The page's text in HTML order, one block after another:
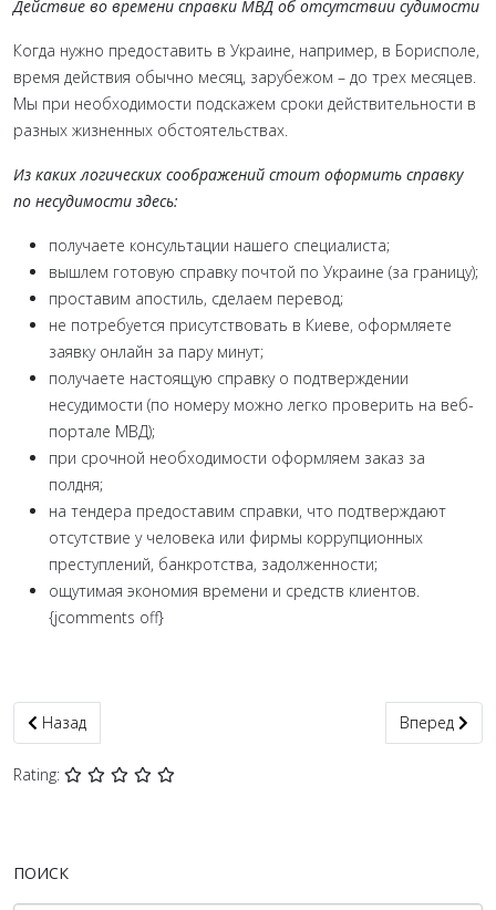
Действие во времени справки МВД об отсутствии судимости
Когда нужно предоставить в Украине, например, в Борисполе,
время действия обычно месяц, зарубежом – до трех месяцев.
Мы при необходимости подскажем сроки действительности в
разных жизненных обстоятельствах.
Из каких логических соображений стоит оформить справку
по несудимости здесь:
получаете консультации нашего специалиста;
вышлем готовую справку почтой по Украине (за границу);
проставим апостиль, сделаем перевод;
не потребуется присутствовать в Киеве, оформляете
заявку онлайн за пару минут;
получаете настоящую справку о подтверждении
несудимости (по номеру можно легко проверить на веб-
портале МВД);
при срочной необходимости оформляем заказ за
полдня;
на тендера предоставим справки, что подтверждают
отсутствие у человека или фирмы коррупционных
преступлений, банкротства, задолженности;
ощутимая экономия времени и средств клиентов.
{jcomments off}
Предыдущий: Справка о несудимости Рубежное срочно +
Назад Следующий:
Вперед
Rating:
ПОИСК